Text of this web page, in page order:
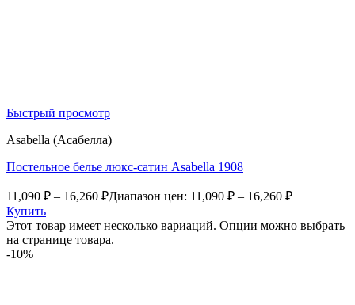
Быстрый просмотр
Asabella (Асабелла)
Постельное белье люкс-сатин Asabella 1908
11,090 ₽ – 16,260 ₽Диапазон цен: 11,090 ₽ – 16,260 ₽
Купить
Этот товар имеет несколько вариаций. Опции можно выбрать
на странице товара.
-10%